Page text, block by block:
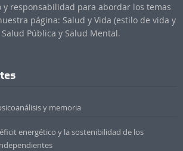
y responsabilidad para abordar los temas
página: Salud y Vida (estilo de vida y
Pública y Salud Mental.
y memoria
energético y la sostenibilidad de los